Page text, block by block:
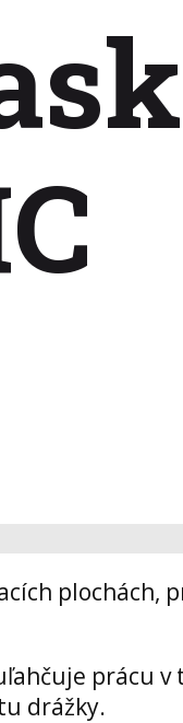
plochách,
prácu v
drážky.